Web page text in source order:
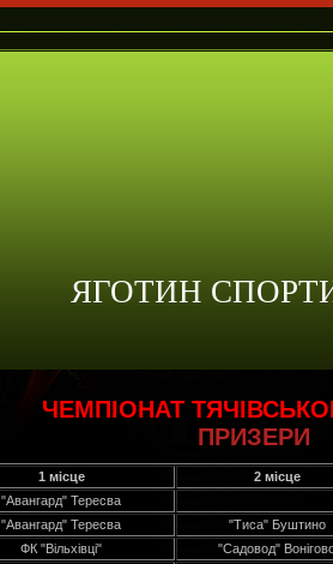
ЯГОТИН
ЧЕМПІОНАТ
ПРИЗЕРИ
1 місце 2 місце
"Авангард" Тересва
"Авангард" Тересва "Тиса" Буштино
ФК "Вільхівці" "Садовод"